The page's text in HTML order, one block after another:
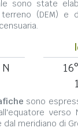
sono state
(DEM) e
sono
verso
meridiano di